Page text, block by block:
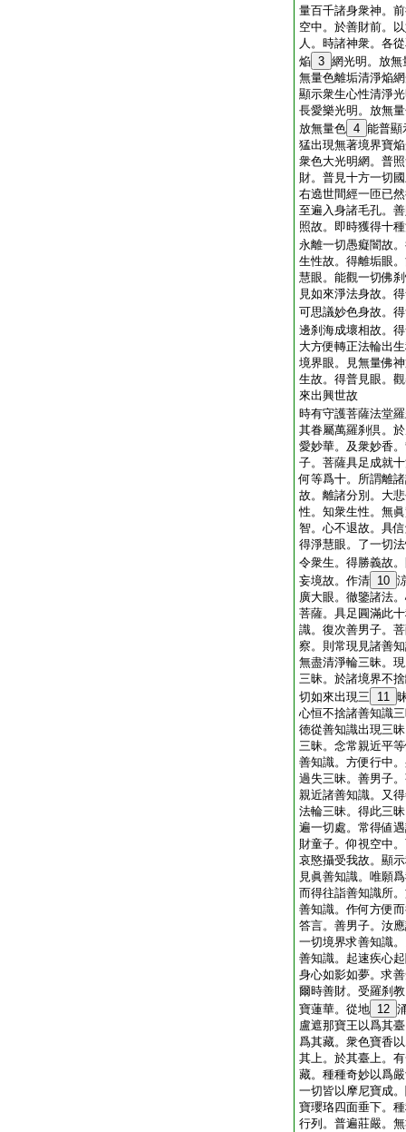
量百千諸身衆神。
空中。於善財前。
人。時諸神衆。各
焔 3 網光明。放無
無量色離垢清淨焔
顯示衆生心性清淨
長愛樂光明。放無
放無量色 4 能普顯
猛出現無著境界寶
衆色大光明網。普
財。普見十方一切
右遶世間經一匝已
至遍入身諸毛孔。
照故。即時獲得十
永離一切愚癡闇故
生性故。得離垢眼
慧眼。能觀一切佛
見如來淨法身故。
可思議妙色身故。
邊刹海成壞相故。
大方便轉正法輪出
境界眼。見無量佛
生故。得普見眼。
來出興世故
時有守護菩薩法堂
其眷屬萬羅刹倶。
愛妙華。及衆妙香
子。菩薩具足成就
何等爲十。所謂離
故。離諸分別。大
性。知衆生性。無
智。心不退故。具
得淨慧眼。了一切
令衆生。得勝義故
妄境故。作清 10
廣大眼。徹鑒諸法
菩薩。具足圓滿此
識。復次善男子。
察。則常現見諸善
無盡清淨輪三昧。
三昧。於諸境界不
切如來出現三
11
心恒不捨諸善知識
徳從善知識出現三
三昧。念常親近平
善知識。方便行中
過失三昧。善男子
親近諸善知識。又
法輪三昧。得此三
遍一切處。常得値
財童子。仰視空中
哀愍攝受我故。顯
見眞善知識。唯願
而得往詣善知識所
善知識。作何方便
答言。善男子。汝
一切境界求善知識
善知識。起速疾心
身心如影如夢。求
爾時善財。受羅刹
寶蓮華。從地 12
盧遮那寶王以爲其
爲其藏。衆色寶香
其上。於其臺上。
藏。種種奇妙以爲
一切皆以摩尼寶成
寶瓔珞四面垂下。
行列。普遍莊嚴。